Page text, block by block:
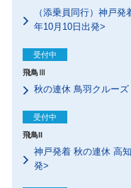
（添乗員同行）神戸
年10月10日出発>
飛鳥Ⅲ
受付中
秋の連休 鳥羽クルー
飛鳥II
受付中
神戸発着 秋の連休 高
発>